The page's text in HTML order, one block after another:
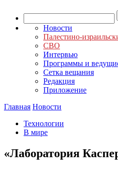
Новости
Палестино-
СВО
Интервью
Программы и
Сетка вещания
Редакция
Приложение
Главная Новости
Технологии
В мире
«Лаборатория